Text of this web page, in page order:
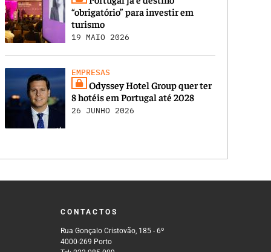
“obrigatório” para investir em
turismo
19 MAIO 2026
EMPRESAS
Odyssey Hotel Group quer ter
8 hotéis em Portugal até 2028
26 JUNHO 2026
CONTACTOS
Rua Gonçalo Cristovão, 185 - 6º
4000-269 Porto